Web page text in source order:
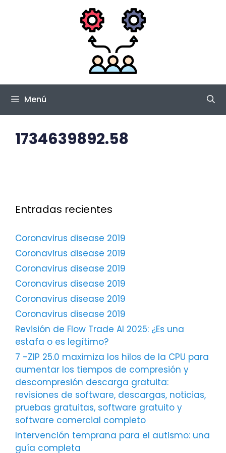
Menú
1734639892.58
Entradas recientes
Coronavirus disease 2019
Coronavirus disease 2019
Coronavirus disease 2019
Coronavirus disease 2019
Coronavirus disease 2019
Coronavirus disease 2019
Revisión de Flow Trade AI 2025: ¿Es una
estafa o es legítimo?
7 -ZIP 25.0 maximiza los hilos de la CPU para
aumentar los tiempos de compresión y
descompresión descarga gratuita:
revisiones de software, descargas, noticias,
pruebas gratuitas, software gratuito y
software comercial completo
Intervención temprana para el autismo: una
guía completa